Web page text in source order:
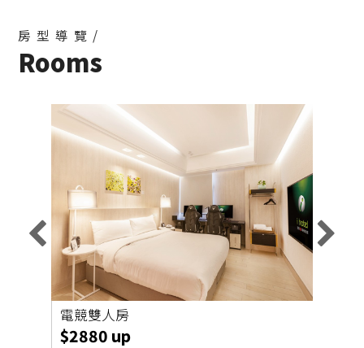
【權益通知】優惠券到期提醒
【2026桃園購物節】大獎等著你！
【交通資訊】FAQ 2026-07-06
【設施與服務】FAQ 2026-07-06
房型導覽/
Rooms
電競雙人房
$2880 up